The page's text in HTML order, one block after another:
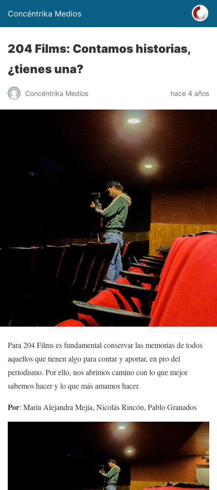
Concéntrika Medios
204 Films: Contamos historias,
¿tienes una?
Concéntrika Medios hace 4 años
Para 204 Films es fundamental conservar las memorias de todos
aquellos que tienen algo para contar y aportar, en pro del
periodismo. Por ello, nos abrimos camino con lo que mejor
sabemos hacer y lo que más amamos hacer.
Por: María Alejandra Mejía, Nicolás Rincón, Pablo Granados